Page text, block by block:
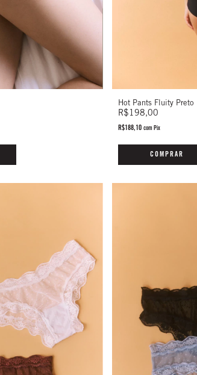
Hot Pants Fluity Preto
R$198,00
R$188,10 com Pix
COMPRAR